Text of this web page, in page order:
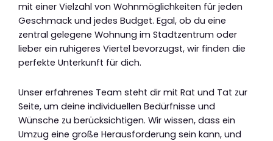
mit einer Vielzahl von Wohnmöglichkeiten für jeden
Geschmack und jedes Budget. Egal, ob du eine
zentral gelegene Wohnung im Stadtzentrum oder
lieber ein ruhigeres Viertel bevorzugst, wir finden die
perfekte Unterkunft für dich.
Unser erfahrenes Team steht dir mit Rat und Tat zur
Seite, um deine individuellen Bedürfnisse und
Wünsche zu berücksichtigen. Wir wissen, dass ein
Umzug eine große Herausforderung sein kann, und